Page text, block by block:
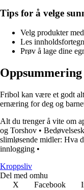
Tips for å velge
Velg produkter
Les
Prøv å lage dine
Oppsummering
Fribol kan være et godt
ernæring for deg og
Alt du trenger å vite om
og Torshov •
slimløsende midler: Hva
innlogging •
Kroppsliv
Del med omhu
X
Facebook